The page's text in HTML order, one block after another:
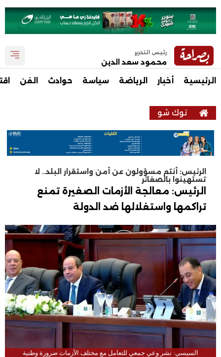
رئيس التحرير
محمود سعد الدين
الرئيسية أخبار الرياضة سياسة حوادث الفن
توك شو
الرئيس: أنتم مسؤولون عن أمن واستقرار البلد.. لا
تستهينوا بالصغائر
الرئيس: معالجة الأزمات الصغيرة تمنع
تراكمها واستغلالها ضد الدولة
السيسي: نشر وعي جمعي للتعامل مع مختلف الأزمات ضرورة وطنية